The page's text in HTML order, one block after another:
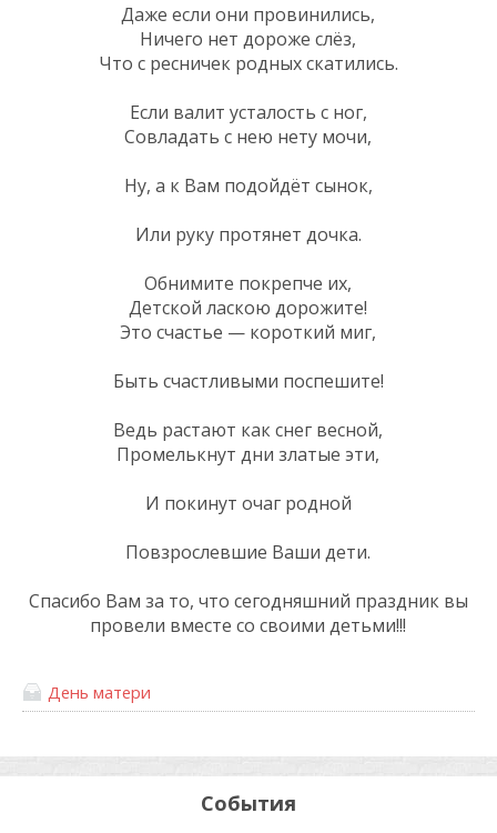
Даже если они провинились,
Ничего нет дороже слёз,
Что с ресничек родных скатились.
Если валит усталость с ног,
Совладать с нею нету мочи,
Ну, а к Вам подойдёт сынок,
Или руку протянет дочка.
Обнимите покрепче их,
Детской ласкою дорожите!
Это счастье — короткий миг,
Быть счастливыми поспешите!
Ведь растают как снег весной,
Промелькнут дни златые эти,
И покинут очаг родной
Повзрослевшие Ваши дети.
Спасибо Вам за то, что сегодняшний праздник вы
провели вместе со своими детьми!!!
День матери
События